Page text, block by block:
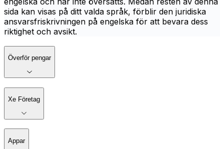
sida kan visas på ditt valda språk, förblir den juridiska
ansvarsfriskrivningen på engelska för att bevara dess
riktighet och avsikt.
Överför pengar
Xe Företag
Appar